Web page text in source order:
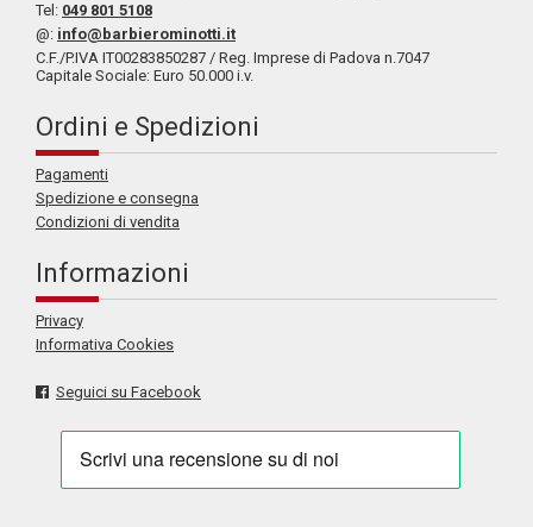
Tel: 049 801 5108
@: info@barbierominotti.it
C.F./P.IVA IT00283850287 / Reg. Imprese di Padova n.7047
Capitale Sociale: Euro 50.000 i.v.
Ordini e Spedizioni
Pagamenti
Spedizione e consegna
Condizioni di vendita
Informazioni
Privacy
Informativa Cookies
Seguici su Facebook